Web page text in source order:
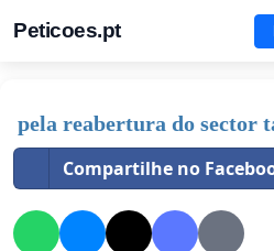
Peticoes.pt
pela reabertura do sector
Compartilhe no